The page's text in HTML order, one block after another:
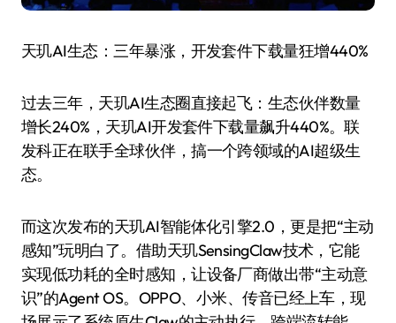
天玑AI生态：三年暴涨，开发套件下载量狂增440%
过去三年，天玑AI生态圈直接起飞：生态伙伴数量
增长240%，天玑AI开发套件下载量飙升440%。联
发科正在联手全球伙伴，搞一个跨领域的AI超级生
态。
而这次发布的天玑AI智能体化引擎2.0，更是把“主动
感知”玩明白了。借助天玑SensingClaw技术，它能
实现低功耗的全时感知，让设备厂商做出带“主动意
识”的Agent OS。OPPO、小米、传音已经上车，现